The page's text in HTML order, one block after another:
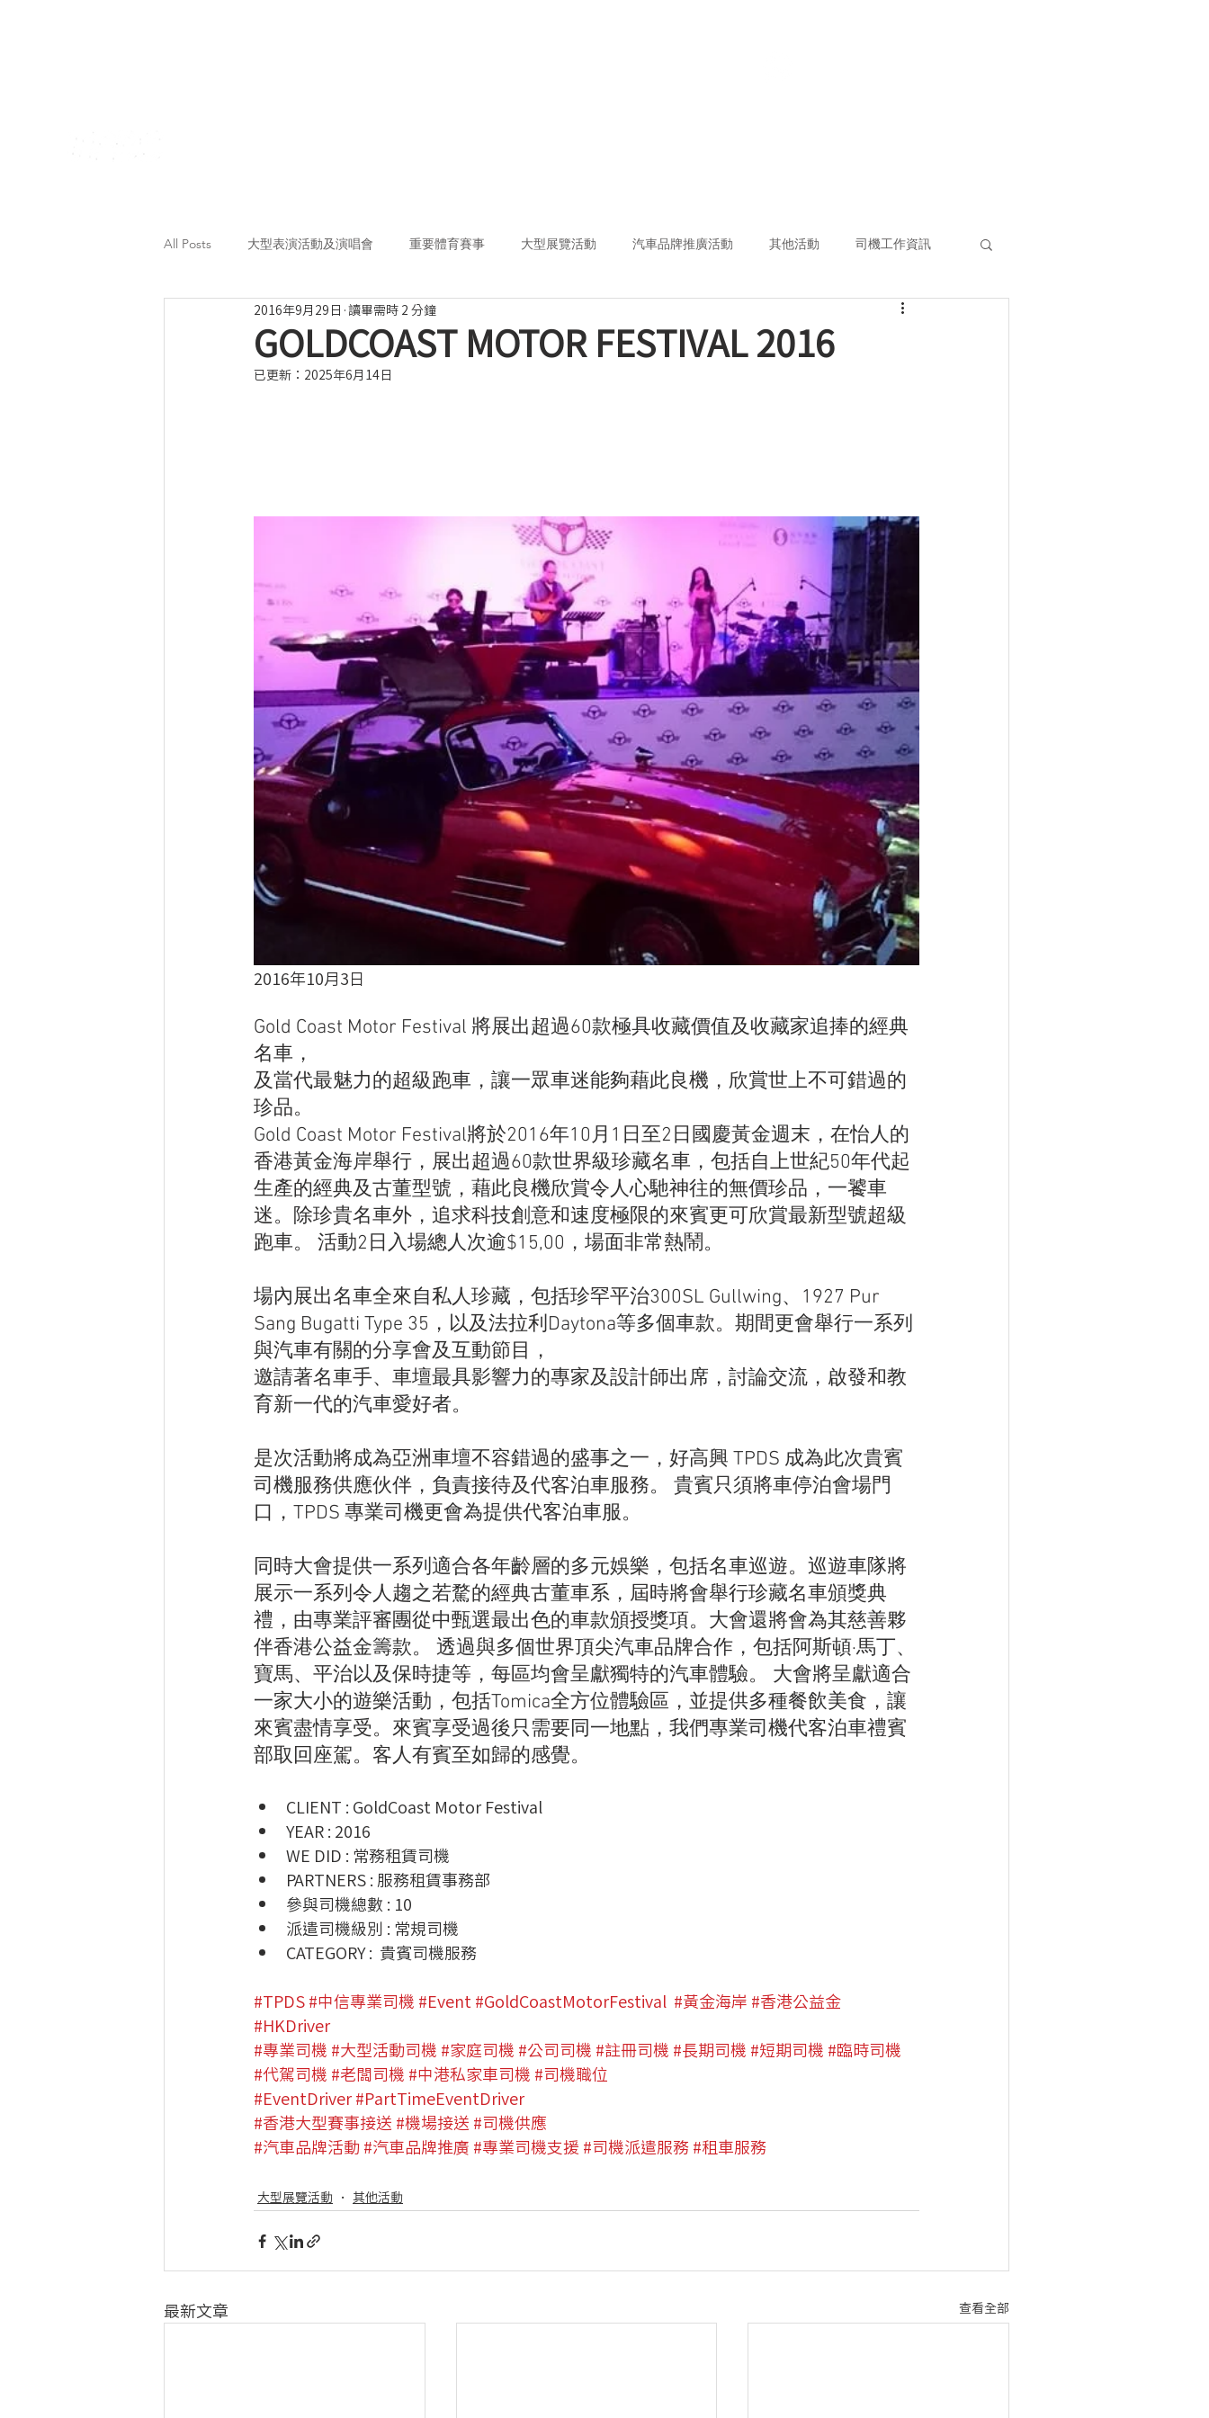
All Posts 大型表演活動及演唱會 重要體育賽事 大型展覽活動 汽車品牌推廣活動 其他活動 司機工作資訊
GOLDCOAST MOTOR FESTIVAL 2016
2016年9月29日 讀畢需時 2 分鐘
已更新： 2025年6月14日
2016年10月3日
Gold Coast Motor Festival 將展出超過60款極具收藏價值及收藏家追捧的經典
名車，
及當代最魅力的超級跑車，讓一眾車迷能夠藉此良機，欣賞世上不可錯過的
珍品。
Gold Coast Motor Festival將於2016年10月1日至2日國慶黃金週末，在怡人的
香港黃金海岸舉行，展出超過60款世界級珍藏名車，包括自上世紀50年代起
生產的經典及古董型號，藉此良機欣賞令人心馳神往的無價珍品，一饕車
迷。除珍貴名車外，追求科技創意和速度極限的來賓更可欣賞最新型號超級
跑車。 活動2日入場總人次逾$15,00，場面非常熱鬧。
場內展出名車全來自私人珍藏，包括珍罕平治300SL Gullwing、1927 Pur
Sang Bugatti Type 35，以及法拉利Daytona等多個車款。期間更會舉行一系列
與汽車有關的分享會及互動節目，
邀請著名車手、車壇最具影響力的專家及設計師出席，討論交流，啟發和教
育新一代的汽車愛好者。
是次活動將成為亞洲車壇不容錯過的盛事之一，好高興 TPDS 成為此次貴賓
司機服務供應伙伴，負責接待及代客泊車服務。 貴賓只須將車停泊會場門
口，TPDS 專業司機更會為提供代客泊車服。
同時大會提供一系列適合各年齡層的多元娛樂，包括名車巡遊。巡遊車隊將
展示一系列令人趨之若騖的經典古董車系，屆時將會舉行珍藏名車頒獎典
禮，由專業評審團從中甄選最出色的車款頒授獎項。大會還將會為其慈善夥
伴香港公益金籌款。 透過與多個世界頂尖汽車品牌合作，包括阿斯頓·馬丁、
寶馬、平治以及保時捷等，每區均會呈獻獨特的汽車體驗。 大會將呈獻適合
一家大小的遊樂活動，包括Tomica全方位體驗區，並提供多種餐飲美食，讓
來賓盡情享受。來賓享受過後只需要同一地點，我們專業司機代客泊車禮賓
部取回座駕。客人有賓至如歸的感覺。
CLIENT : GoldCoast Motor Festival
YEAR : 2016
WE DID : 常務租賃司機
PARTNERS : 服務租賃事務部
參與司機總數 : 10
派遣司機級別 : 常規司機
CATEGORY :  貴賓司機服務
#TPDS#中信專業司機 #Event#GoldCoastMotorFestival #黃金海岸 #香港公益金
#HKDriver
#專業司機 #大型活動司機 #家庭司機 #公司司機 #註冊司機 #長期司機 #短期司機 #臨時司機
#代駕司機 #老闆司機 #中港私家車司機 #司機職位
#EventDriver#PartTimeEventDriver
#香港大型賽事接送 #機場接送 #司機供應
#汽車品牌活動#汽車品牌推廣 #專業司機支援 #司機派遣服務#租車服務
大型展覽活動 其他活動
最新文章 查看全部